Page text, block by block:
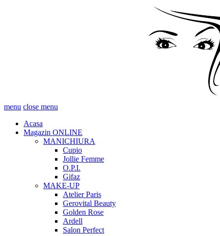
menu close menu
Acasa
Magazin ONLINE
MANICHIURA
Cupio
Jollie Femme
O.P.I.
Gifaz
MAKE-UP
Atelier Paris
Gerovital Beauty
Golden Rose
Ardell
Salon Perfect